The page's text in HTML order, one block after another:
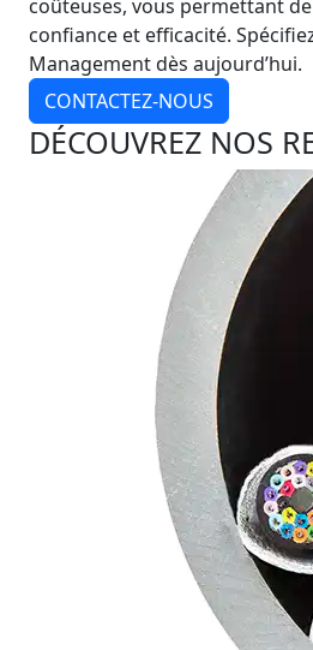
coûteuses, vous permettant
confiance et efficacité.
Management dès aujourd’hui.
CONTACTEZ-NOUS
DÉCOUVREZ NOS